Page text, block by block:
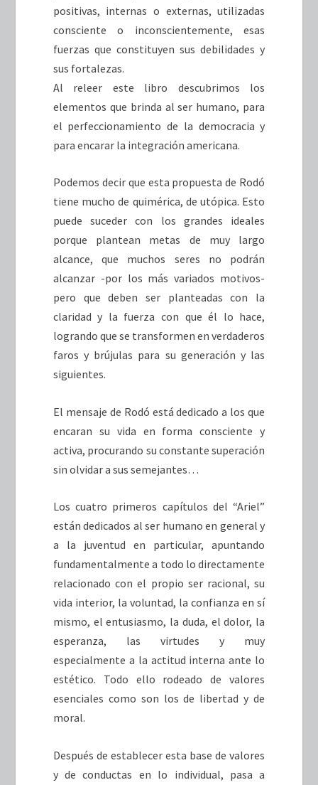
positivas, internas o externas, utilizadas
consciente o inconscientemente, esas
fuerzas que constituyen sus debilidades y
sus fortalezas.
Al releer este libro descubrimos los
elementos que brinda al ser humano, para
el perfeccionamiento de la democracia y
para encarar la integración americana.
Podemos decir que esta propuesta de Rodó
tiene mucho de quimérica, de utópica. Esto
puede suceder con los grandes ideales
porque plantean metas de muy largo
alcance, que muchos seres no podrán
alcanzar -por los más variados motivos-
pero que deben ser planteadas con la
claridad y la fuerza con que él lo hace,
logrando que se transformen en verdaderos
faros y brújulas para su generación y las
siguientes.
El mensaje de Rodó está dedicado a los que
encaran su vida en forma consciente y
activa, procurando su constante superación
sin olvidar a sus semejantes…
Los cuatro primeros capítulos del “Ariel”
están dedicados al ser humano en general y
a la juventud en particular, apuntando
fundamentalmente a todo lo directamente
relacionado con el propio ser racional, su
vida interior, la voluntad, la confianza en sí
mismo, el entusiasmo, la duda, el dolor, la
esperanza, las virtudes y muy
especialmente a la actitud interna ante lo
estético. Todo ello rodeado de valores
esenciales como son los de libertad y de
moral.
Después de establecer esta base de valores
y de conductas en lo individual, pasa a